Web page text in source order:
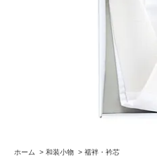
ホーム > 和装小物 > 襦袢・衿芯